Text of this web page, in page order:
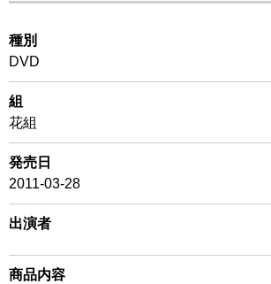
種別
DVD
組
花組
発売日
2011-03-28
出演者
商品内容